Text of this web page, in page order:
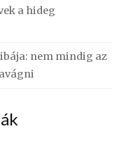
a hideg
nem mindig az